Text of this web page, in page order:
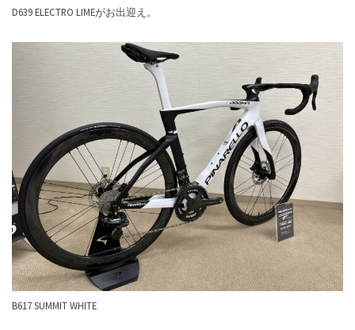
D639 ELECTRO LIMEがお出迎え。
B617 SUMMIT WHITE